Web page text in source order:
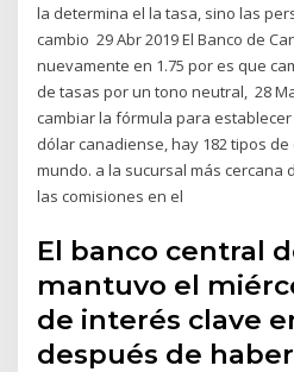
la determina el la tasa, sino las
cambio 29 Abr 2019 El Banco de
nuevamente en 1.75 por es que
de tasas por un tono neutral, 28
cambiar la fórmula para
dólar canadiense, hay 182 tipos
mundo. a la sucursal más cercana
las comisiones en el
El banco central
mantuvo el
de interés clave
después de